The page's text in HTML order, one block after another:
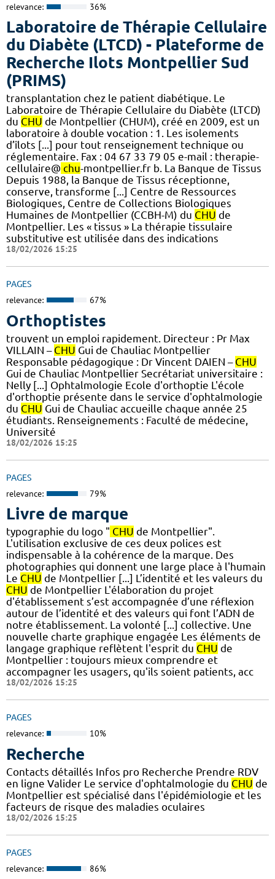
relevance: 36%
Laboratoire de Thérapie Cellulaire
du Diabète (LTCD) - Plateforme de
Recherche Ilots Montpellier Sud
(PRIMS)
transplantation chez le patient diabétique. Le
Laboratoire de Thérapie Cellulaire du Diabète (LTCD)
du CHU de Montpellier (CHUM), créé en 2009, est un
laboratoire à double vocation : 1. Les isolements
d’îlots [...] pour tout renseignement technique ou
réglementaire. Fax : 04 67 33 79 05 e-mail : therapie-
cellulaire@ chu-montpellier.fr b. La Banque de Tissus
Depuis 1988, la Banque de Tissus réceptionne,
conserve, transforme [...] Centre de Ressources
Biologiques, Centre de Collections Biologiques
Humaines de Montpellier (CCBH-M) du CHU de
Montpellier. Les « tissus » La thérapie tissulaire
substitutive est utilisée dans des indications
18/02/2026 15:25
PAGES
relevance: 67%
Orthoptistes
trouvent un emploi rapidement. Directeur : Pr Max
VILLAIN – CHU Gui de Chauliac Montpellier
Responsable pédagogique : Dr Vincent DAIEN – CHU
Gui de Chauliac Montpellier Secrétariat universitaire :
Nelly [...] Ophtalmologie Ecole d'orthoptie L'école
d'orthoptie présente dans le service d'ophtalmologie
du CHU Gui de Chauliac accueille chaque année 25
étudiants. Renseignements : Faculté de médecine,
Université
18/02/2026 15:25
PAGES
relevance: 79%
Livre de marque
typographie du logo " CHU de Montpellier".
L'utilisation exclusive de ces deux polices est
indispensable à la cohérence de la marque. Des
photographies qui donnent une large place à l'humain
Le CHU de Montpellier [...] L’identité et les valeurs du
CHU de Montpellier L'élaboration du projet
d'établissement s’est accompagnée d’une réflexion
autour de l’identité et des valeurs qui font l’ADN de
notre établissement. La volonté [...] collective.​ Une
nouvelle charte graphique engagée Les éléments de
langage graphique reflètent l'esprit du CHU de
Montpellier : toujours mieux comprendre et
accompagner les usagers, qu'ils soient patients, acc
18/02/2026 15:25
PAGES
relevance: 10%
Recherche
Contacts détaillés Infos pro Recherche Prendre RDV
en ligne Valider Le service d'ophtalmologie du CHU de
Montpellier est spécialisé dans l'épidémiologie et les
facteurs de risque des maladies oculaires
18/02/2026 15:25
PAGES
relevance: 86%